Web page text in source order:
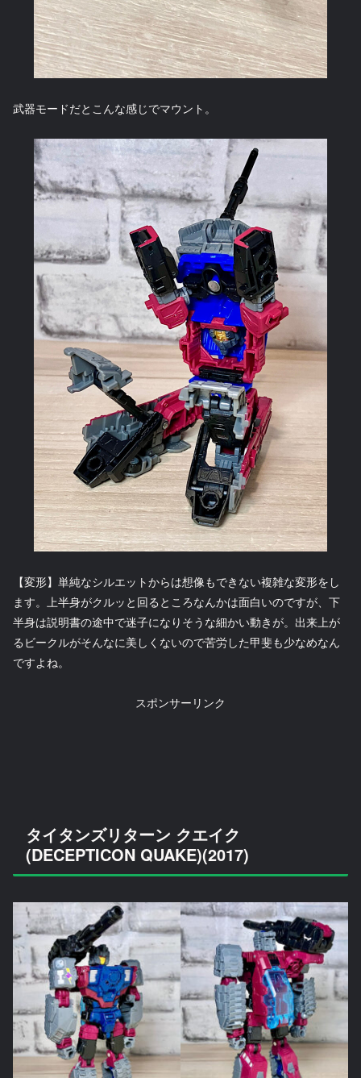
武器モードだとこんな感じでマウント。
【変形】単純なシルエットからは想像もできない複雑な変形をし
ます。上半身がクルッと回るところなんかは面白いのですが、下
半身は説明書の途中で迷子になりそうな細かい動きが。出来上が
るビークルがそんなに美しくないので苦労した甲斐も少なめなん
ですよね。
スポンサーリンク
タイタンズリターン クエイク
(DECEPTICON QUAKE)(2017)